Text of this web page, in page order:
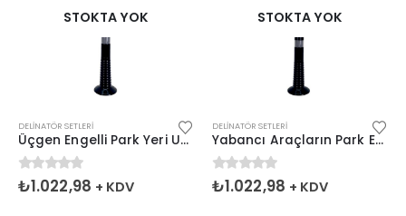
STOKTA YOK
DELINATÖR SETLERI
Üçgen Engelli Park Yeri Uyarı Levhalı Siyah Delinatör Seti 75×8 cm
05 üzerinden
₺1.022,98 + KDV
STOKTA YOK
DELINATÖR SETLERI
Yabancı Araçların Park Etmesi Yasaktır Çift Taraf Baskı Delinatör Seti Siyah
05 üzerinden
₺1.022,98 + KDV